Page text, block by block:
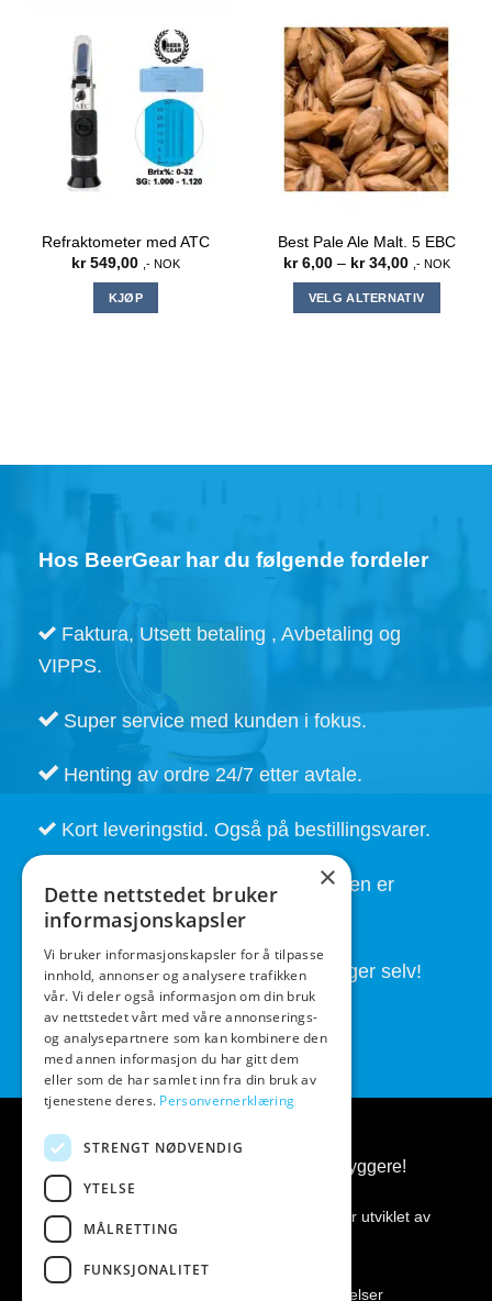
Refraktometer med ATC
kr549,00 ,- NOK
KJØP
Best Pale Ale Malt. 5 EBC
kr6,00 – kr34,00Prisområde:
kr 6,00
til
kr 34,00
,- NOK
VELG ALTERNATIV
kan
Hos BeerGear har du følgende fordeler
Faktura, Utsett betaling , Avbetaling og
VIPPS.
Super service med kunden i fokus.
Henting av ordre 24/7 etter avtale.
Kort leveringstid. Også på bestillingsvarer.
God service også etter at handelen er
fullført.
Butikken drives av folk som brygger selv!
BeerGear.no - Ølbrygging, for ølbryggere!
Kopirett 2026 ©
Nettsiden er utviklet av
Kjøpsbetingelser
×
Dette nettstedet bruker
informasjonskapsler
Vi bruker informasjonskapsler for å tilpasse
innhold, annonser og analysere trafikken
vår. Vi deler også informasjon om din bruk
av nettstedet vårt med våre annonserings-
og analysepartnere som kan kombinere den
med annen informasjon du har gitt dem
eller som de har samlet inn fra din bruk av
tjenestene deres. Personvernerklæring
STRENGT NØDVENDIG
YTELSE
MÅLRETTING
FUNKSJONALITET